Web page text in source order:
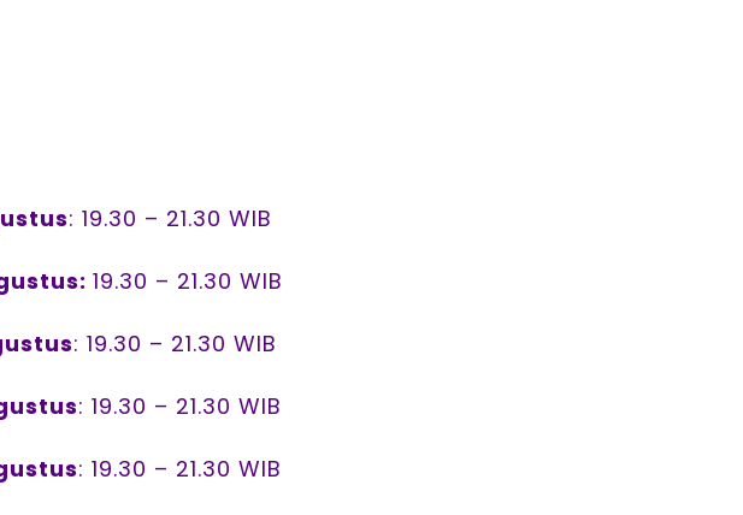
: 19.30 – 21.30 WIB
19.30 – 21.30 WIB
: 19.30 – 21.30 WIB
: 19.30 – 21.30 WIB
: 19.30 – 21.30 WIB